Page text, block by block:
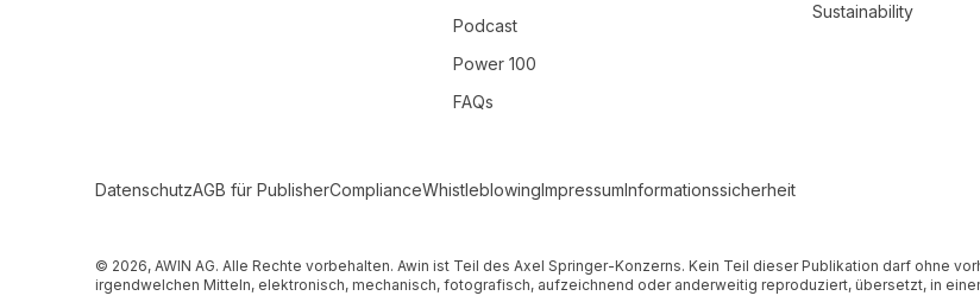
Podcast
Power 100
FAQs
Sustainability
Secondary Footer Navigation
DatenschutzAGB für PublisherComplianceWhistleblowingImpressumInformationssicherheit
© 2026, AWIN AG. Alle Rechte vorbehalten. Awin ist Teil des Axel Springer-Konzerns. Kein Teil dieser Publikation darf ohne
irgendwelchen Mitteln, elektronisch, mechanisch, fotografisch, aufzeichnend oder anderweitig reproduziert, übersetzt, in